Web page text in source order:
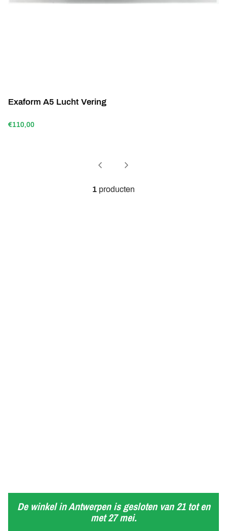
Exaform A5 Lucht Vering
€110,00
1 producten
De winkel in Antwerpen is gesloten van 21 tot en
met 27 mei.